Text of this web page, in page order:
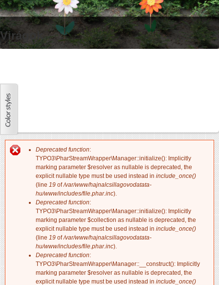
Virágok
Hibaüzenet
Deprecated function:
TYPO3\PharStreamWrapper\Manager::initialize(): Implicitly
marking parameter $resolver as nullable is deprecated, the
explicit nullable type must be used instead in include_once()
(line 19 of/var/www/hajnalcsillagovodatata-
hu/www/includes/file.phar.inc).
Deprecated function:
TYPO3\PharStreamWrapper\Manager::initialize(): Implicitly
marking parameter $collection as nullable is deprecated, the
explicit nullable type must be used instead in include_once()
(line 19 of/var/www/hajnalcsillagovodatata-
hu/www/includes/file.phar.inc).
Deprecated function:
TYPO3\PharStreamWrapper\Manager::__construct(): Implicitly
marking parameter $resolver as nullable is deprecated, the
explicit nullable type must be used instead in include_once()